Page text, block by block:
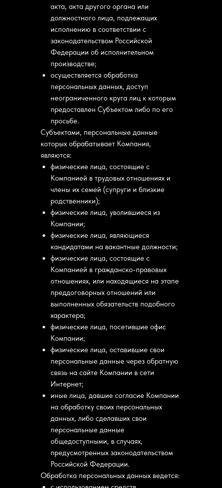
акта, акта другого органа или
должностного лица, подлежащих
исполнению в соответствии с
законодательством Российской
Федерации об исполнительном
производстве;
осуществляется обработка
персональных данных, доступ
неограниченного круга лиц к которым
предоставлен Субъектом либо по его
просьбе.
Субъектами, персональные данные
которых обрабатывает Компания,
являются:
физические лица, состоящие с
Компанией в трудовых отношениях и
члены их семей (супруги и близкие
родственники);
физические лица, уволившиеся из
Компании;
физические лица, являющиеся
кандидатами на вакантные должности;
физические лица, состоящие с
Компанией в гражданско-правовых
отношениях, или находящиеся на этапе
преддоговорных отношений или
выполненных обязательств подобного
характера;
физические лица, посетившие офис
Компании;
физические лица, оставившие свои
персональные данные через обратную
связь на сайте Компании в сети
Интернет;
иные лица, давшие согласие Компании
на обработку своих персональных
данных, либо сделавших свои
персональные данные
общедоступными, в случаях,
предусмотренных законодательством
Российской Федерации.
Обработка персональных данных ведется: